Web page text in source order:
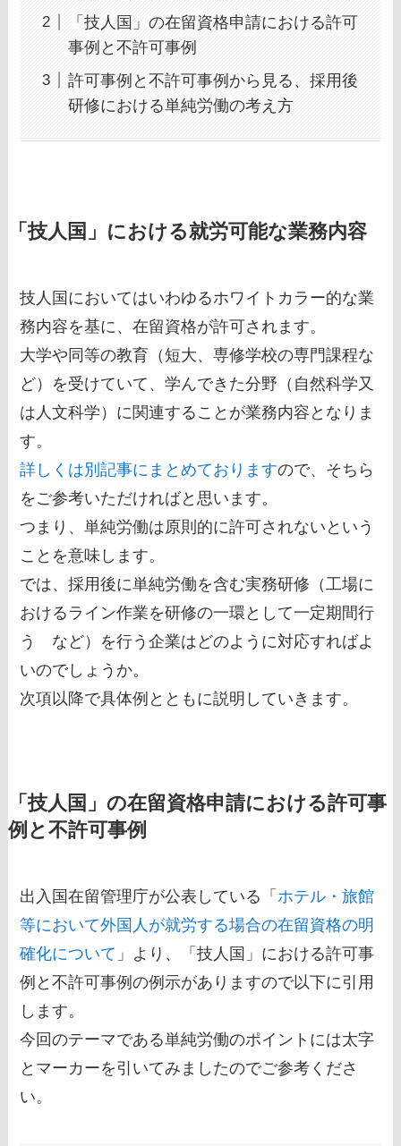
「技人国」の在留資格申請における許可
事例と不許可事例
許可事例と不許可事例から見る、採用後
研修における単純労働の考え方
「技人国」における就労可能な業務内容
技人国においてはいわゆるホワイトカラー的な業
務内容を基に、在留資格が許可されます。
大学や同等の教育（短大、専修学校の専門課程な
ど）を受けていて、学んできた分野（自然科学又
は人文科学）に関連することが業務内容となりま
す。
詳しくは別記事にまとめておりますので、そちら
をご参考いただければと思います。
つまり、単純労働は原則的に許可されないという
ことを意味します。
では、採用後に単純労働を含む実務研修（工場に
おけるライン作業を研修の一環として一定期間行
う など）を行う企業はどのように対応すればよ
いのでしょうか。
次項以降で具体例とともに説明していきます。
「技人国」の在留資格申請における許可事
例と不許可事例
出入国在留管理庁が公表している「ホテル・旅館
等において外国人が就労する場合の在留資格の明
確化について 」より、「技人国」における許可事
例と不許可事例の例示がありますので以下に引用
します。
今回のテーマである単純労働のポイントには太字
とマーカーを引いてみましたのでご参考くださ
い。